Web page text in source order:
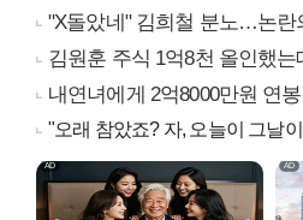
"X돌았네" 김희철 분노…논란
김원훈 주식 1억8천 올인했
내연녀에게 2억8000만원 연
"오래 참았죠? 자, 오늘이 그날